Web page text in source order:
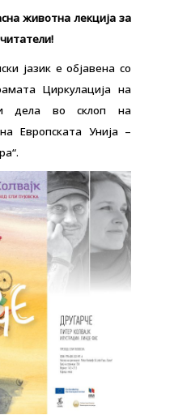
животна лекција за
јазик е објавена со
Циркулација на
дела во склоп на
Европската Унија –